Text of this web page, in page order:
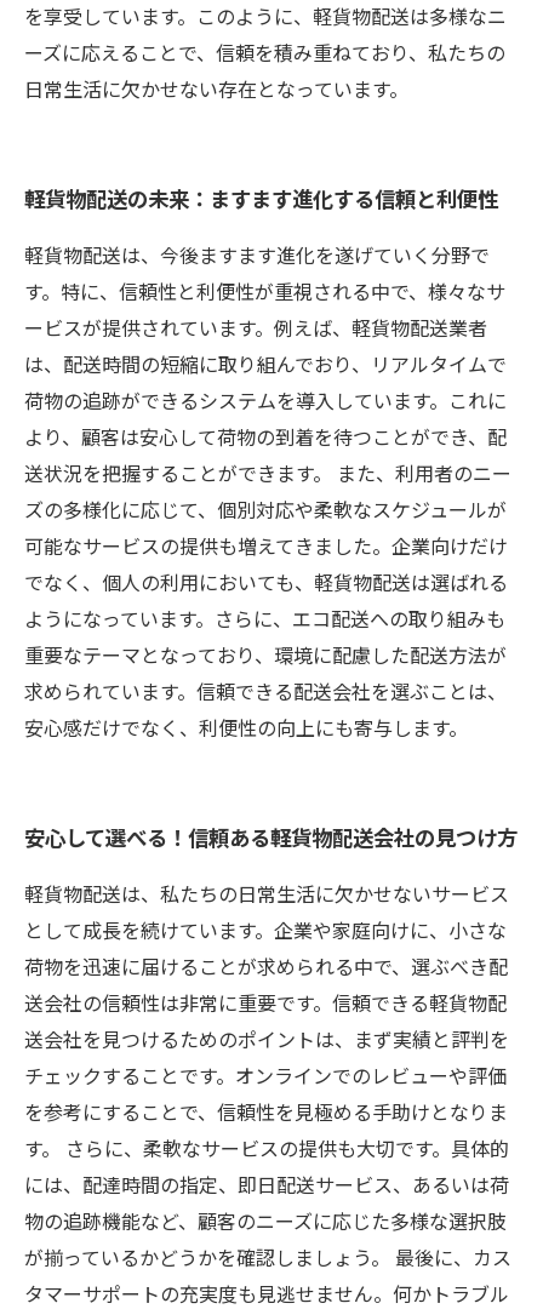
を享受しています。このように、軽貨物配送は多様なニ
ーズに応えることで、信頼を積み重ねており、私たちの
日常生活に欠かせない存在となっています。
軽貨物配送の未来：ますます進化する信頼と利便性
軽貨物配送は、今後ますます進化を遂げていく分野で
す。特に、信頼性と利便性が重視される中で、様々なサ
ービスが提供されています。例えば、軽貨物配送業者
は、配送時間の短縮に取り組んでおり、リアルタイムで
荷物の追跡ができるシステムを導入しています。これに
より、顧客は安心して荷物の到着を待つことができ、配
送状況を把握することができます。 また、利用者のニー
ズの多様化に応じて、個別対応や柔軟なスケジュールが
可能なサービスの提供も増えてきました。企業向けだけ
でなく、個人の利用においても、軽貨物配送は選ばれる
ようになっています。さらに、エコ配送への取り組みも
重要なテーマとなっており、環境に配慮した配送方法が
求められています。信頼できる配送会社を選ぶことは、
安心感だけでなく、利便性の向上にも寄与します。
安心して選べる！信頼ある軽貨物配送会社の見つけ方
軽貨物配送は、私たちの日常生活に欠かせないサービス
として成長を続けています。企業や家庭向けに、小さな
荷物を迅速に届けることが求められる中で、選ぶべき配
送会社の信頼性は非常に重要です。信頼できる軽貨物配
送会社を見つけるためのポイントは、まず実績と評判を
チェックすることです。オンラインでのレビューや評価
を参考にすることで、信頼性を見極める手助けとなりま
す。 さらに、柔軟なサービスの提供も大切です。具体的
には、配達時間の指定、即日配送サービス、あるいは荷
物の追跡機能など、顧客のニーズに応じた多様な選択肢
が揃っているかどうかを確認しましょう。 最後に、カス
タマーサポートの充実度も見逃せません。何かトラブル